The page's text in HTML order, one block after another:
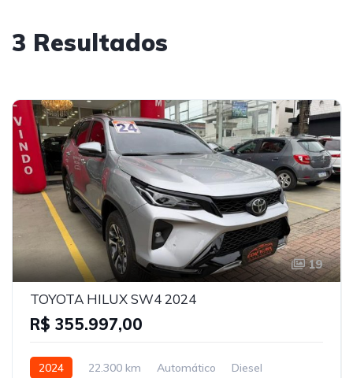
3 Resultados
19
TOYOTA HILUX SW4 2024
R$ 355.997,00
2024 22.300 km Automático Diesel